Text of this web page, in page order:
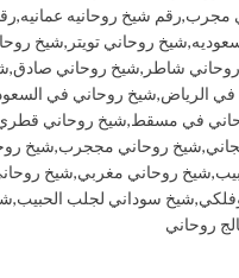
مجرب,رقم شيخ روحانيه عمانيه,
,شيخ روحاني تويتر ,شيخ
شاطر ,شيخ روحاني صادق,
الرياض,شيخ روحاني في
في مسقط,شيخ روحاني
,شيخ روحاني مججرب,شيخ
,شيخ روحاني مغربي,شيخ
,شيخ سوداني لجلب الحبيب,
روحاني